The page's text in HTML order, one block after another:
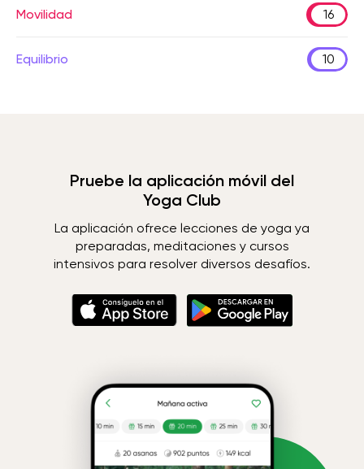
Movilidad 16
Equilibrio 10
Pruebe la aplicación móvil del
Yoga Club
La aplicación ofrece lecciones de yoga ya
preparadas, meditaciones y cursos
intensivos para resolver diversos desafíos.